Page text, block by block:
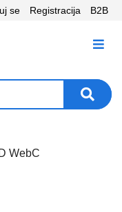
se Registracija B2B
WebC